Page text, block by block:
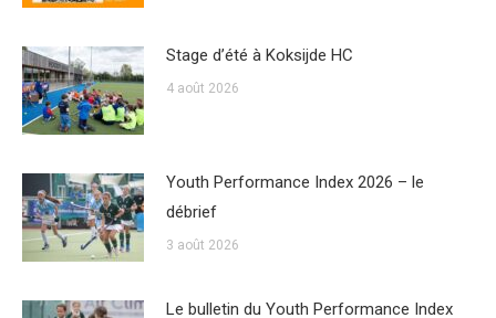
Stage d’été à Koksijde HC
4 août 2026
Youth Performance Index 2026 – le
débrief
3 août 2026
Le bulletin du Youth Performance Index